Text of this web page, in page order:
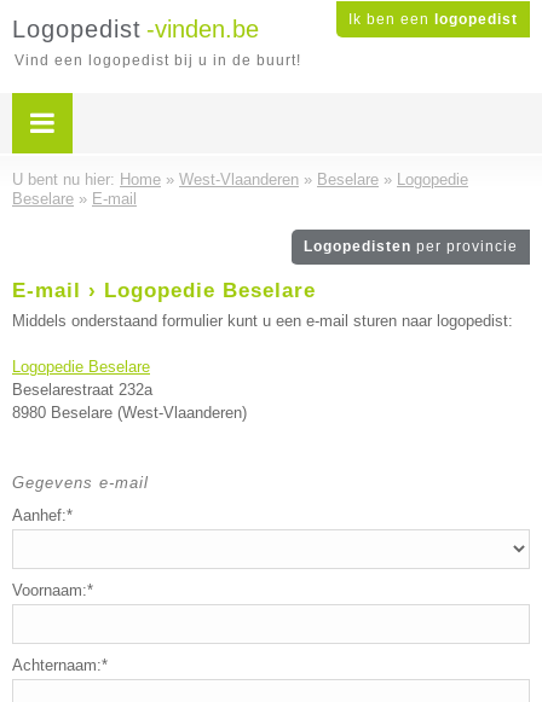
Ik ben een logopedist
Logopedist -vinden.be
Vind een logopedist bij u in de buurt!
U bent nu hier: Home » West-Vlaanderen » Beselare » Logopedie
Beselare » E-mail
Logopedisten per provincie
E-mail › Logopedie Beselare
Middels onderstaand formulier kunt u een e-mail sturen naar logopedist:
Logopedie Beselare
Beselarestraat 232a
8980 Beselare (West-Vlaanderen)
Gegevens e-mail
Aanhef:*
Voornaam:*
Achternaam:*